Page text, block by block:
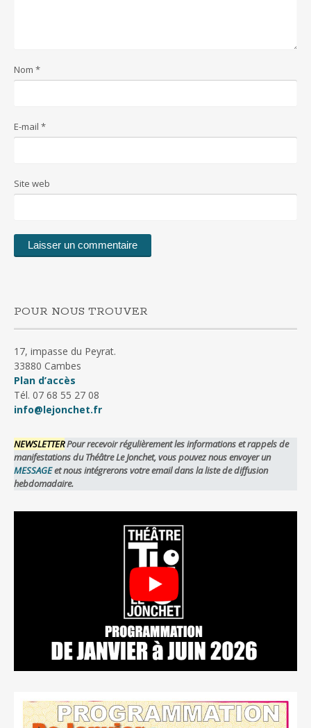
Nom *
E-mail *
Site web
POUR NOUS TROUVER
17, impasse du Peyrat.
33880 Cambes
Plan d’accès
Tél. 07 68 55 27 08
info@lejonchet.fr
NEWSLETTERPour recevoir régulièrement les informations et rappels de
manifestations du Théâtre Le Jonchet, vous pouvez nous envoyer un
MESSAGEet nous intégrerons votre email dans la liste de diffusion
hebdomadaire.